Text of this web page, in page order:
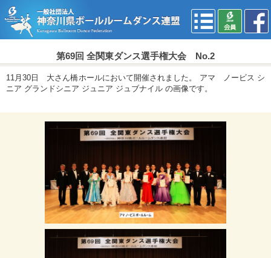
第69回 全関東ダンス選手権大会 No.2
11月30日 大さん橋ホールにおいて開催されました。 アマ ノービス シ
ニア グランドシニア ジュニア ジュブナイル の画像です。